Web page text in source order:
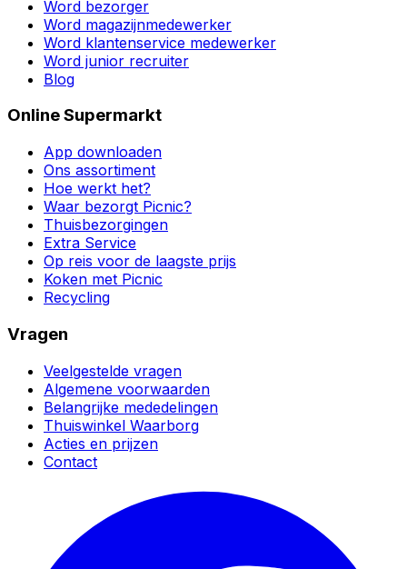
Word bezorger
Word magazijnmedewerker
Word klantenservice medewerker
Word junior recruiter
Blog
Online Supermarkt
App downloaden
Ons assortiment
Hoe werkt het?
Waar bezorgt Picnic?
Thuisbezorgingen
Extra Service
Op reis voor de laagste prijs
Koken met Picnic
Recycling
Vragen
Veelgestelde vragen
Algemene voorwaarden
Belangrijke mededelingen
Thuiswinkel Waarborg
Acties en prijzen
Contact